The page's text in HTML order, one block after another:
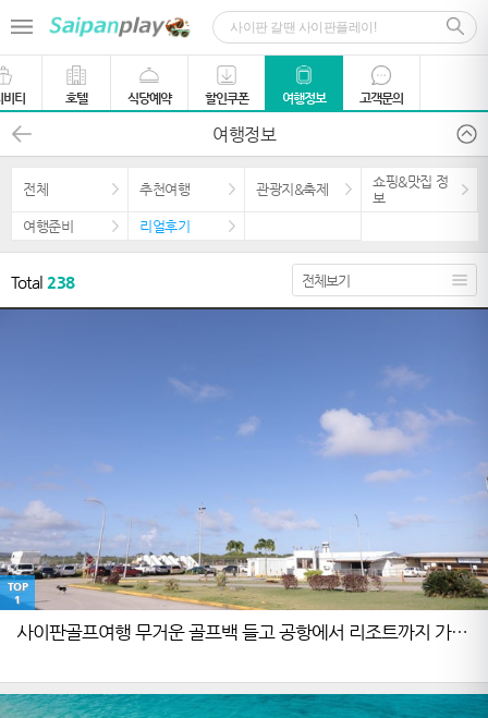
티 호텔 식당예약 할인쿠폰 여행정보 고객문의
여행정보
전체 추천여행 관광지&축제
쇼핑&맛집 정
보
여행준비
리얼후기
Total 238
TOP
1
사이판골프여행 무거운 골프백 들고 공항에서 리조트까지 가장